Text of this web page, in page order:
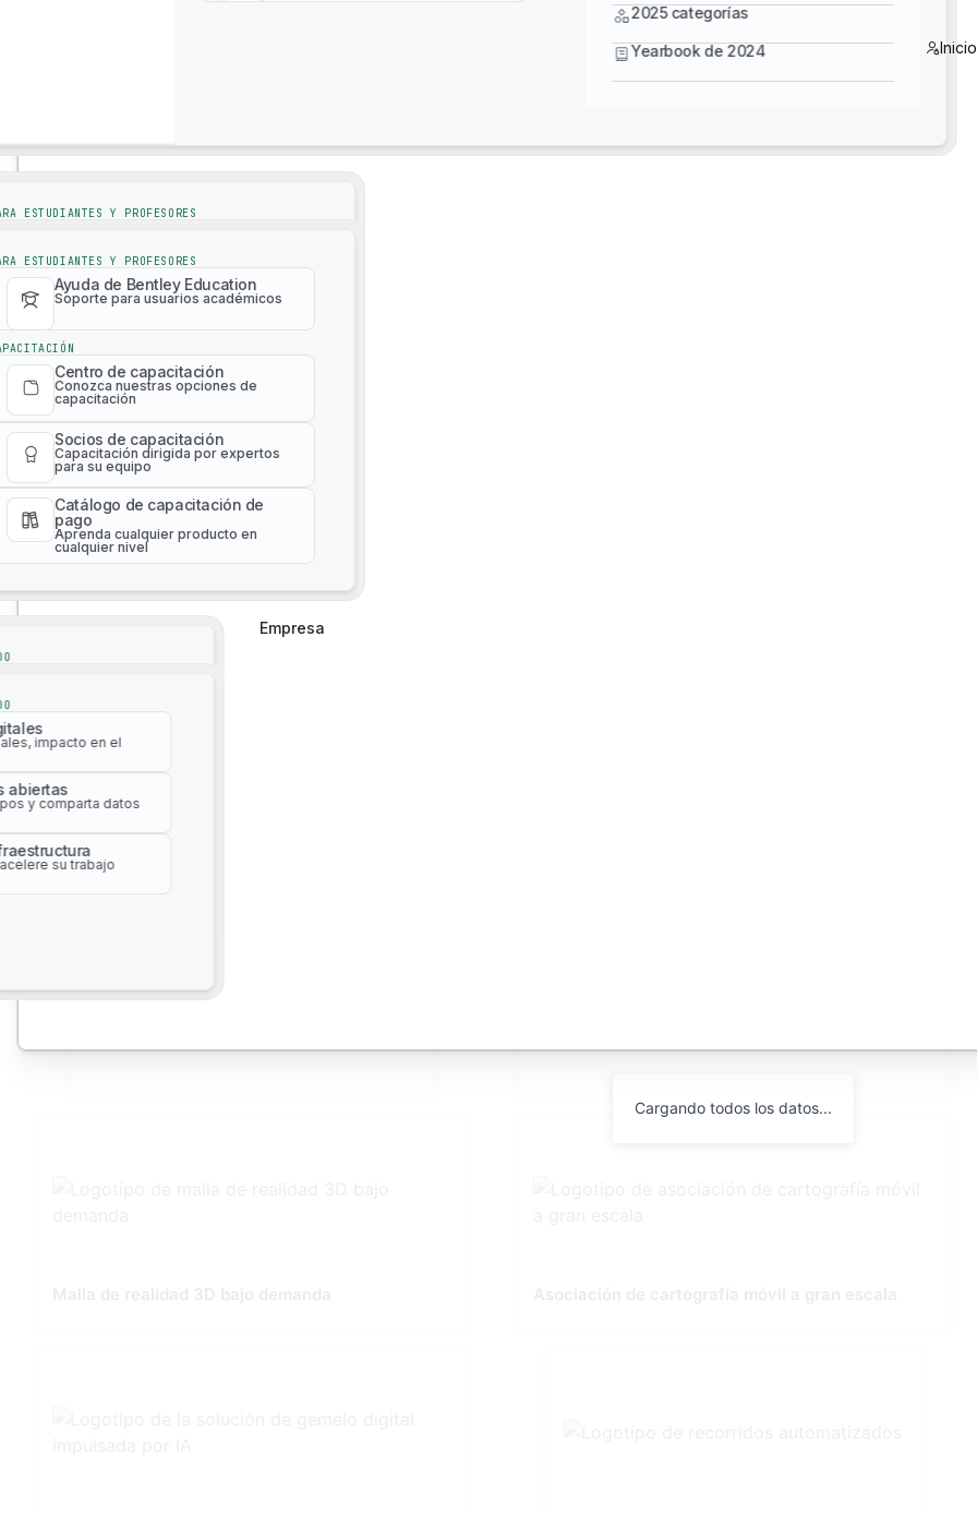
ESTUDIANTES Y PROFESORES
Conozca nuestras opciones de
capacitación
Socios de capacitación
Capacitación dirigida por expertos
para su equipo
Catálogo de capacitación de
pago
Aprenda cualquier producto en
cualquier nivel
abiertas
y comparta datos
su trabajo
2025 categorías
Yearbook de 2024
ESTUDIANTES Y PROFESORES
Ayuda de Bentley Education
Soporte para usuarios académicos
Centro de capacitación
Conozca nuestras opciones de
capacitación
Socios de capacitación
Capacitación dirigida por expertos
para su equipo
Catálogo de capacitación de
pago
Aprenda cualquier producto en
cualquier nivel
Empresa
impacto en el
abiertas
y comparta datos
su trabajo
to find out how to be featured in this catalog.
API de datos de sostenibilidad
3D Navigation with SpaceMouse
Designer, OpenBridge Modeler & MicroStation
Tailored for Precision and Performance
Cargando todos los datos...